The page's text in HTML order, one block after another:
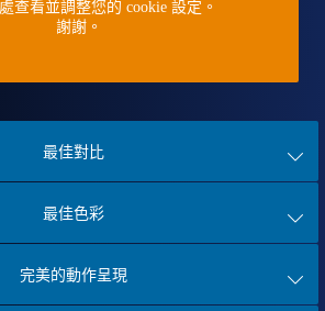
查看並調整您的 cookie 設定。
謝謝。
最佳對比
最佳色彩
完美的動作呈現